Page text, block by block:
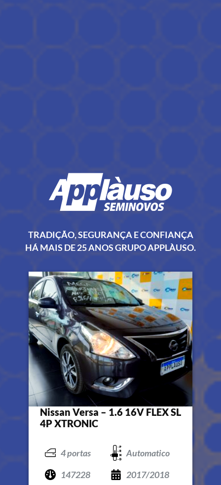
TRADIÇÃO, SEGURANÇA E CONFIANÇA
HÁ MAIS DE 25 ANOS GRUPO APPLÀUSO.
Nissan Versa – 1.6 16V FLEX SL
4P XTRONIC
4 portas
Automatico
147228
2017/2018